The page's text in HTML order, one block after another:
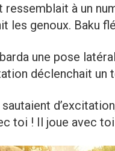
ressemblait à un
les genoux. Baku
une pose
déclenchait un
toi ! Il joue avec